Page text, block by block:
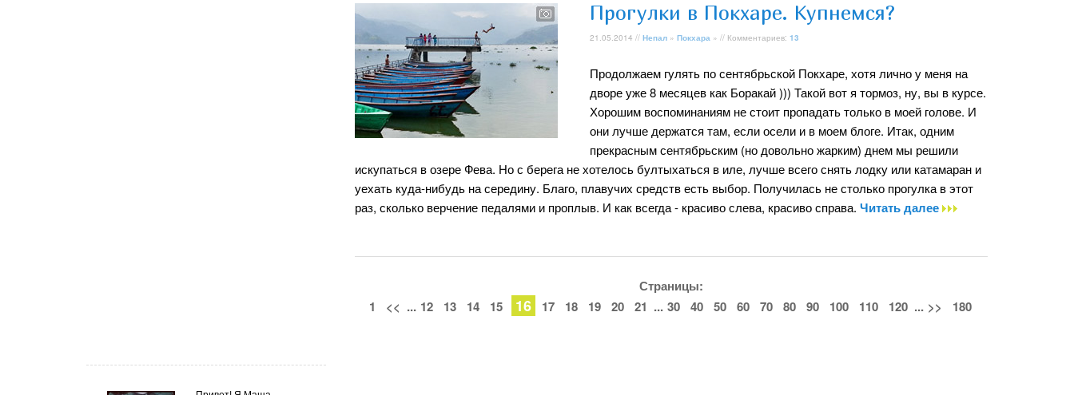
Прогулки в Покхаре. Купнемся?
21.05.2014 // Непал » Покхара » // Комментариев: 13
Продолжаем гулять по сентябрьской Покхаре, хотя лично у меня на
дворе уже 8 месяцев как Боракай ))) Такой вот я тормоз, ну, вы в курсе.
Хорошим воспоминаниям не стоит пропадать только в моей голове. И
они лучше держатся там, если осели и в моем блоге. Итак, одним
прекрасным сентябрьским (но довольно жарким) днем мы решили
искупаться в озере Фева. Но с берега не хотелось бултыхаться в иле, лучше всего снять лодку или катамаран и
уехать куда-нибудь на середину. Благо, плавучих средств есть выбор. Получилась не столько прогулка в этот
раз, сколько верчение педалями и проплыв. И как всегда - красиво слева, красиво справа. Читать далее
Страницы:
1
<< ... 12 13 14 15 16 17 18 19 20 21 ... 30 40 50 60 70 80 90 100 110 120 ... >> 180